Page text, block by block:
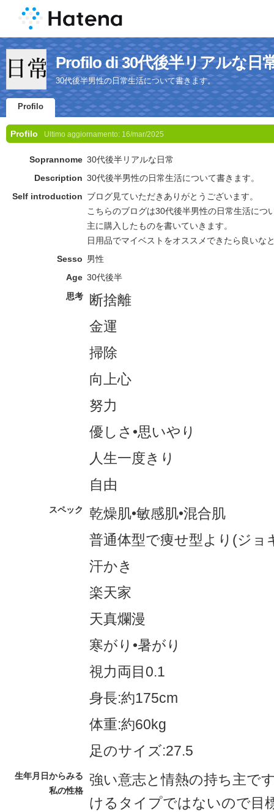
Profilo di 30代後半リアルな日
30代後半男性の日常生活について書きます。
Profilo
Profilo Ultimo aggiornamento: 16/mar/2025
Soprannome 30代後半リアルな日常
Description 30代後半男性の日常生活について書きます。
Self introduction ブログ見ていただきありがとうございます。
こちらのブログは30代後半男性の日常生活につ
主に購入したものを書いていきます。
日用品でマイベストをオススメできたら良いな
Sesso 男性
Age 30代後半
思考
断捨離
金運
掃除
向上心
努力
優しさ•思いやり
人生一度きり
自由
スペック
乾燥肌•敏感肌•混合肌
普通体型で痩せ型より(ジョ
汗かき
楽天家
天真爛漫
寒がり•暑がり
視力両目0.1
身長:約175cm
体重:約60kg
足のサイズ:27.5
生年月日からみる
私の性格
強い意志と情熱の持ち主で
けるタイプではないので目